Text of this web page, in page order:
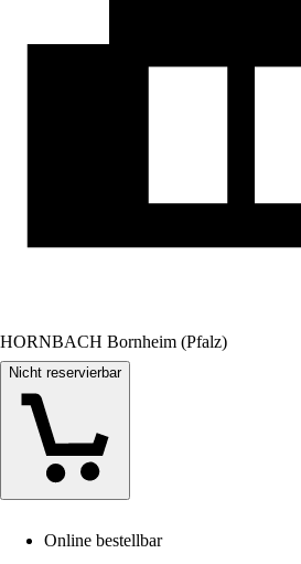
HORNBACH Bornheim (Pfalz)
Nicht reservierbar
Online bestellbar